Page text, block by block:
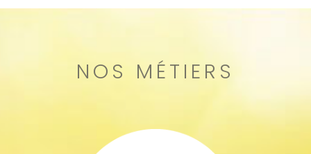
NOS MÉTIERS